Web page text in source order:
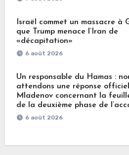
Israël commet un massacre à
que Trump menace l’Iran de
«décapitation»
6 août 2026
Un responsable du Hamas :
attendons une réponse
Mladenov concernant la
de la deuxième phase de
6 août 2026